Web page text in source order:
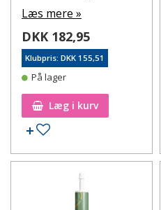
Læs mere »
DKK 182,95
Klubpris: DKK 155,51
På lager
Læg i kurv
Tilføj til ønskeseddel